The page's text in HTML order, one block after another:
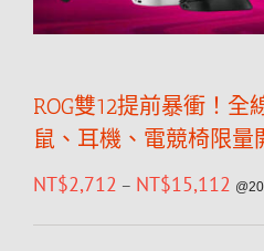
ROG雙12提前暴衝！
鼠、耳機、電競椅限量
NT$2,712 – NT$15,112